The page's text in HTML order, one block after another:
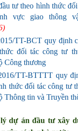
tư theo hình thức
vực giao thông
TT-BCT quy định
đối tác công tư
Công thương
TT-BTTTT quy
thức đối tác công tư
Thông tin và Truyền
dự án đầu tư xây